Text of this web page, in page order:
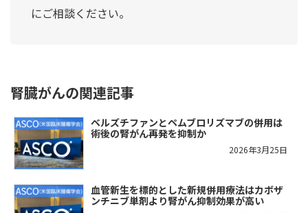
にご相談ください。
腎臓がんの関連記事
ベルズチファンとペムブロリズマブの併用は
術後の腎がん再発を抑制か
2026年3月25日
血管新生を標的とした新規併用療法はカボザ
ンチニブ単剤より腎がん抑制効果が高い